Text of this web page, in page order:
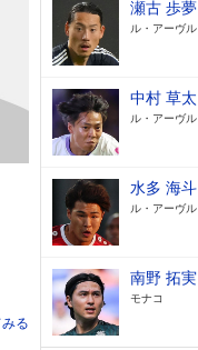
る
瀬古 歩夢
ル・アーヴル
中村 草太
ル・アーヴル
水多 海斗
ル・アーヴル
南野 拓実
モナコ